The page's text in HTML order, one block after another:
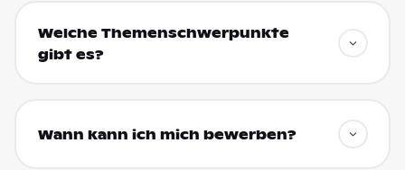
Welche Themenschwerpunkte
gibt es?
Wann kann ich mich bewerben?